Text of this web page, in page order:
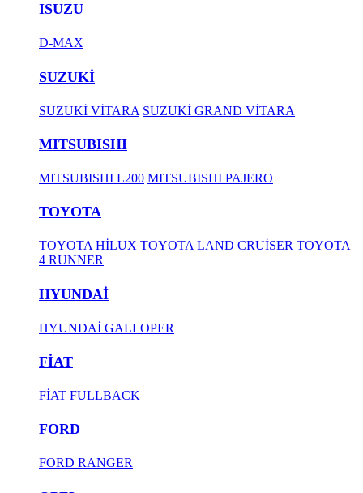
ISUZU
D-MAX
SUZUKİ
SUZUKİ VİTARA SUZUKİ GRAND VİTARA
MITSUBISHI
MITSUBISHI L200 MITSUBISHI PAJERO
TOYOTA
TOYOTA HİLUX TOYOTA LAND CRUİSER TOYOTA
4 RUNNER
HYUNDAİ
HYUNDAİ GALLOPER
FİAT
FİAT FULLBACK
FORD
FORD RANGER